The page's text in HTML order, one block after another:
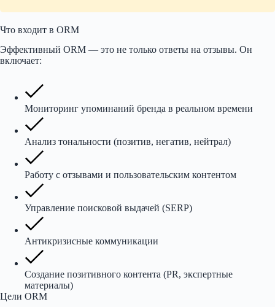
Что входит в ORM
Эффективный ORM — это не только ответы на отзывы. Он
включает:
Мониторинг упоминаний бренда в реальном времени
Анализ тональности (позитив, негатив, нейтрал)
Работу с отзывами и пользовательским контентом
Управление поисковой выдачей (SERP)
Антикризисные коммуникации
Создание позитивного контента (PR, экспертные
материалы)
Цели ORM